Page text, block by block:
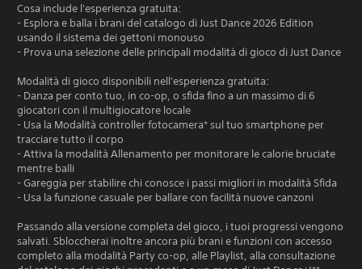
Cosa include l'esperienza gratuita:
- Esplora e balla i brani del catalogo di Just Dance 2026 Edition
usando il sistema dei gettoni monouso
- Prova una selezione delle principali modalità di gioco di Just Dance
Modalità di gioco disponibili nell'esperienza gratuita:
- Danza per conto tuo, in co-op, o sfida fino a un massimo di 6
giocatori con il multigiocatore locale
- Usa la Modalità controller fotocamera* sul tuo smartphone per
tracciare tutto il corpo
- Attiva la modalità Allenamento per monitorare le calorie bruciate
mentre balli
- Gareggia per stabilire chi conosce i passi migliori in modalità Sfida
- Usa la funzione casuale per ballare con facilità nuove canzoni
Passando alla versione completa del gioco, i tuoi progressi vengono
salvati. Sbloccherai inoltre ancora più brani e funzioni con accesso
completo alla modalità Party co-op, alle Playlist, alla consultazione